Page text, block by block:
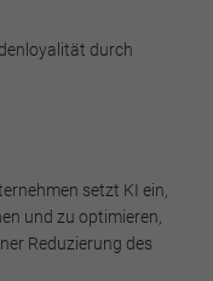
durch
setzt KI ein,
und zu optimieren,
Reduzierung des